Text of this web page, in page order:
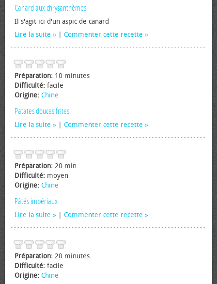
Canard aux chrysanthèmes
Il s'agit ici d'un aspic de canard
Lire la suite
Commenter cette recette
Préparation: 10 minutes
Difficulté: facile
Origine: Chine
Patates douces frites
Lire la suite Commenter cette recette
Préparation: 20 min
Difficulté: moyen
Origine: Chine
Pâtés impériaux
Lire la suite Commenter cette recette
Préparation: 20 minutes
Difficulté: facile
Origine: Chine